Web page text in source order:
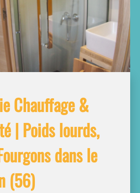
Chauffage &
| Poids lourds,
dans le
(56)